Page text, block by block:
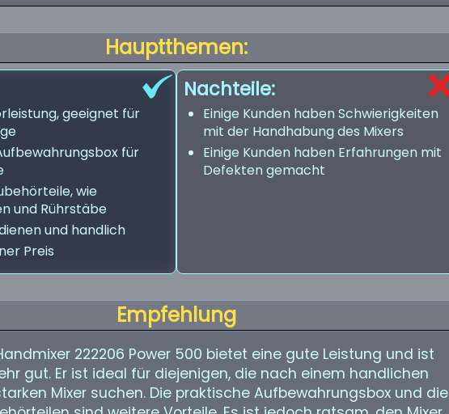
Hauptthemen:
geeignet für
für
wie
und Rührstäbe
und handlich
Preis
Nachteile:
Einige Kunden haben Schwierigkeiten
mit der Handhabung des Mixers
Einige Kunden haben Erfahrungen mit
Defekten gemacht
Empfehlung
Handmixer 222206 Power 500 bietet eine gute Leistung und ist
gut. Er ist ideal für diejenigen, die nach einem handlichen
Mixer suchen. Die praktische Aufbewahrungsbox und die